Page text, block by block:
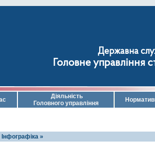
Державна
Головне управління
Діяльність
Головного управління
Інфографіка »